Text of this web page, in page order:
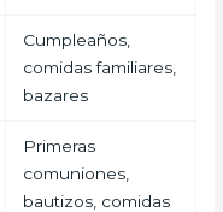
Cumpleaños,
comidas familiares,
bazares
Primeras
comuniones,
bautizos, comidas